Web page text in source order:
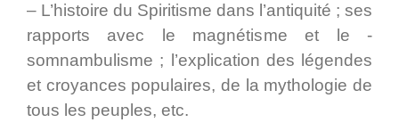
– L’histoire du Spiritisme dans ­l’antiquité ; ses
rapports avec le magnétisme et le ­
somnambulisme ; l’explication des légendes
et croyances ­populaires, de la ­mythologie de
tous les peuples, etc.